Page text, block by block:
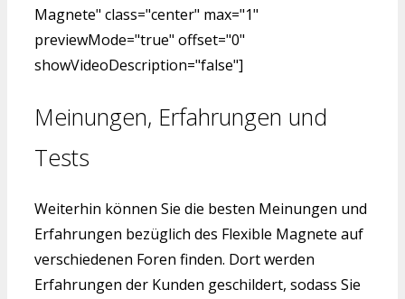
Magnete" class="center" max="1"
previewMode="true" offset="0"
showVideoDescription="false"]
Meinungen, Erfahrungen und
Tests
Weiterhin können Sie die besten Meinungen und
Erfahrungen bezüglich des Flexible Magnete auf
verschiedenen Foren finden. Dort werden
Erfahrungen der Kunden geschildert, sodass Sie